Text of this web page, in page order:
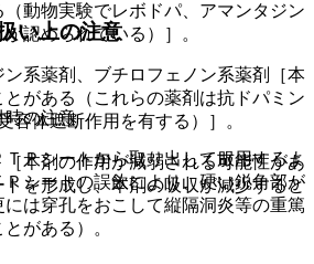
い上の注意
の注意
ＴＰシートから取り出して服用するよ
Ｐシートの誤飲により、硬い鋭角部が
は穿孔をおこして縦隔洞炎等の重篤
がある）。
動物実験でレボドパ、アマンタジン
認められている）］。
系薬剤、ブチロフェノン系薬剤［本
がある（これらの薬剤は抗ドパミン
容体遮断作用を有する）］。
本剤の作用が減弱される可能性があ
を形成し、本剤の吸収が減少すると